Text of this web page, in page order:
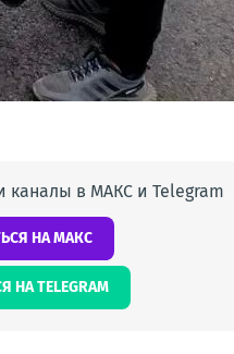
каналы в МАКС и Telegram
НА МАКС
НА TELEGRAM